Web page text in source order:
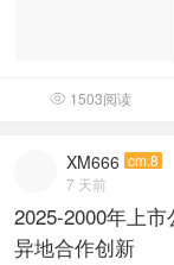
 1503阅读
XM666 cm.8
7 天前
2025-2000年上
异地合作创新